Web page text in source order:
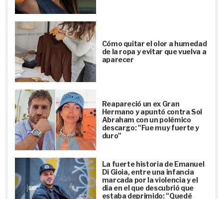
Cómo quitar el olor a humedad
de la ropa y evitar que vuelva a
aparecer
Reapareció un ex Gran
Hermano y apuntó contra Sol
Abraham con un polémico
descargo: "Fue muy fuerte y
duro"
La fuerte historia de Emanuel
Di Gioia, entre una infancia
marcada por la violencia y el
día en el que descubrió que
estaba deprimido: "Quedé